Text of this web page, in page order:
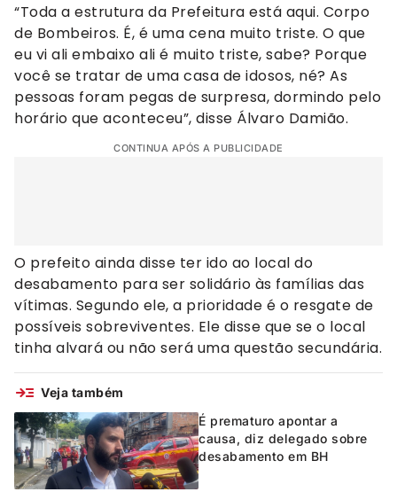
“Toda a estrutura da Prefeitura está aqui. Corpo
de Bombeiros. É, é uma cena muito triste. O que
eu vi ali embaixo ali é muito triste, sabe? Porque
você se tratar de uma casa de idosos, né? As
pessoas foram pegas de surpresa, dormindo pelo
horário que aconteceu”, disse Álvaro Damião.
CONTINUA APÓS A PUBLICIDADE
O prefeito ainda disse ter ido ao local do
desabamento para ser solidário às famílias das
vítimas. Segundo ele, a prioridade é o resgate de
possíveis sobreviventes. Ele disse que se o local
tinha alvará ou não será uma questão secundária.
Veja também
É prematuro apontar a
causa, diz delegado sobre
desabamento em BH